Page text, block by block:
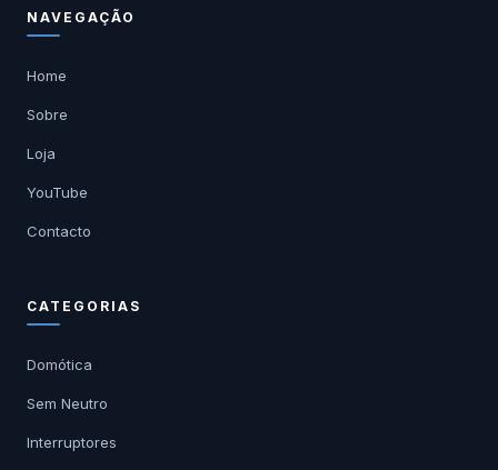
NAVEGAÇÃO
Home
Sobre
Loja
YouTube
Contacto
CATEGORIAS
Domótica
Sem Neutro
Interruptores